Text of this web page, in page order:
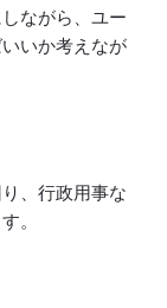
ながら、ユー
いか考えなが
、行政用事な
。